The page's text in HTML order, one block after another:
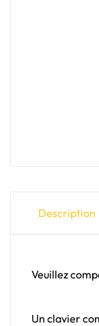
Description
Veuillez
Un clavier